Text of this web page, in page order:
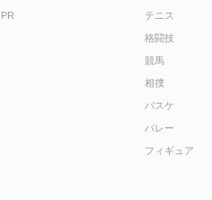
PR テニス
格闘技
競馬
相撲
バスケ
バレー
フィギュア